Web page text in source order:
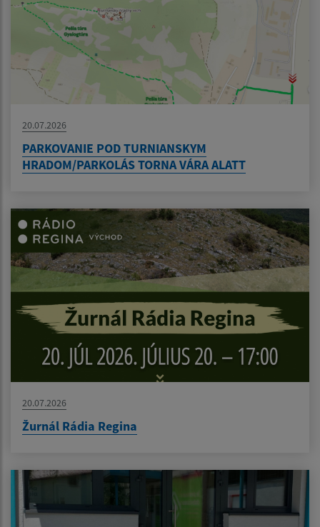
20.07.2026
PARKOVANIE POD TURNIANSKYM
HRADOM/PARKOLÁS TORNA VÁRA ALATT
20.07.2026
Žurnál Rádia Regina